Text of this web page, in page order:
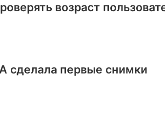
возраст
сделала первые снимки